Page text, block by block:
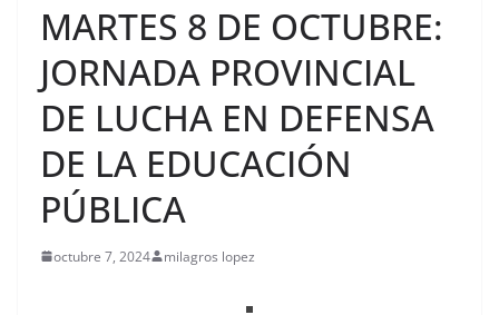
MARTES 8 DE OCTUBRE:
JORNADA PROVINCIAL
DE LUCHA EN DEFENSA
DE LA EDUCACIÓN
PÚBLICA
octubre 7, 2024 milagros lopez